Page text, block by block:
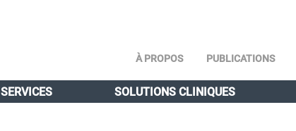
À PROPOS PUBLICATIONS
SERVICES SOLUTIONS CLINIQUES